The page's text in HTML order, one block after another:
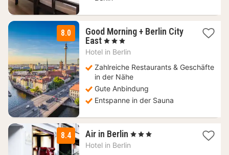
8.0
Good Morning + Berlin City
East 1
Nacht
55,90
€
, 3 Sterne
Hotel in Berlin
Zahlreiche Restaurants & Geschäfte
in der Nähe
Gute Anbindung
Entspanne in der Sauna
8.4 Air in Berlin 1
Nacht
, 3 Sterne
Hotel in Berlin